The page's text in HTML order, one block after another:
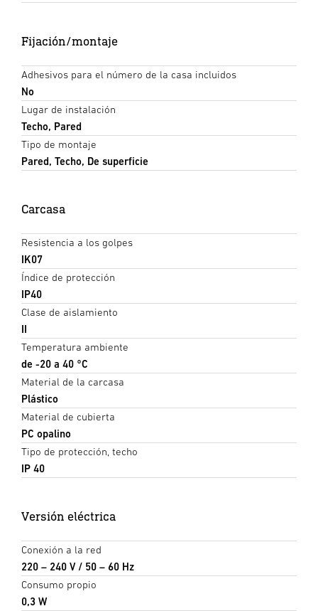
Fijación/montaje
Adhesivos para el número de la casa incluidos
No
Lugar de instalación
Techo, Pared
Tipo de montaje
Pared, Techo, De superficie
Carcasa
Resistencia a los golpes
IK07
Índice de protección
IP40
Clase de aislamiento
II
Temperatura ambiente
de -20 a 40 °C
Material de la carcasa
Plástico
Material de cubierta
PC opalino
Tipo de protección, techo
IP 40
Versión eléctrica
Conexión a la red
220 – 240 V / 50 – 60 Hz
Consumo propio
0,3 W